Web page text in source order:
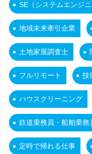
SE（システムエンジニ
地域未来牽引企業
土地家屋調査士
フルリモート 技
ハウスクリーニング
鉄道乗務員・船舶乗務
定時で帰れる仕事